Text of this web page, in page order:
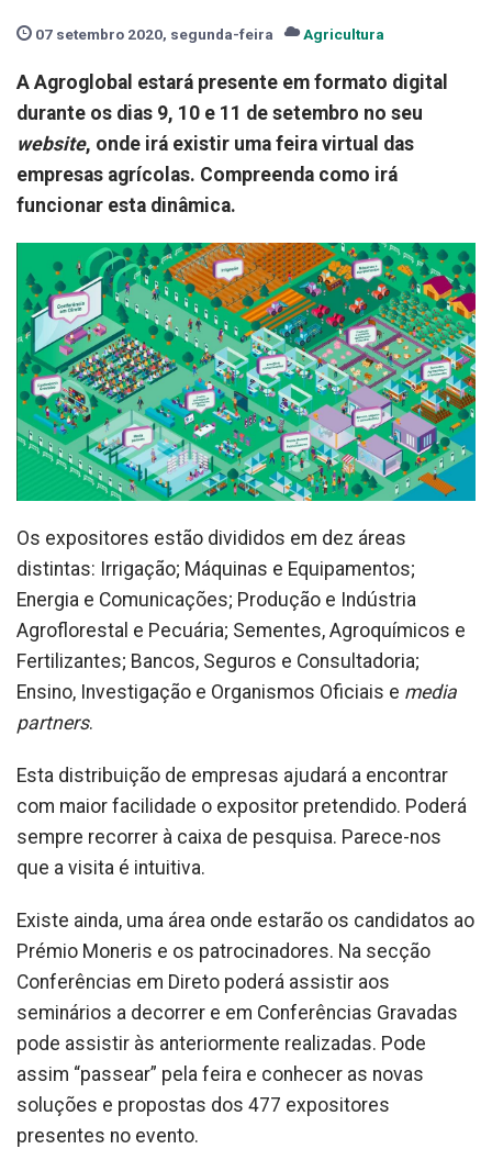
07 setembro 2020, segunda-feira Agricultura
A Agroglobal estará presente em formato digital
durante os dias 9, 10 e 11 de setembro no seu
website, onde irá existir uma feira virtual das
empresas agrícolas. Compreenda como irá
funcionar esta dinâmica.
Os expositores estão divididos em dez áreas
distintas: Irrigação; Máquinas e Equipamentos;
Energia e Comunicações; Produção e Indústria
Agroflorestal e Pecuária; Sementes, Agroquímicos e
Fertilizantes; Bancos, Seguros e Consultadoria;
Ensino, Investigação e Organismos Oficiais e media
partners.
Esta distribuição de empresas ajudará a encontrar
com maior facilidade o expositor pretendido. Poderá
sempre recorrer à caixa de pesquisa. Parece-nos
que a visita é intuitiva.
Existe ainda, uma área onde estarão os candidatos ao
Prémio Moneris e os patrocinadores. Na secção
Conferências em Direto poderá assistir aos
seminários a decorrer e em Conferências Gravadas
pode assistir às anteriormente realizadas. Pode
assim “passear” pela feira e conhecer as novas
soluções e propostas dos 477 expositores
presentes no evento.